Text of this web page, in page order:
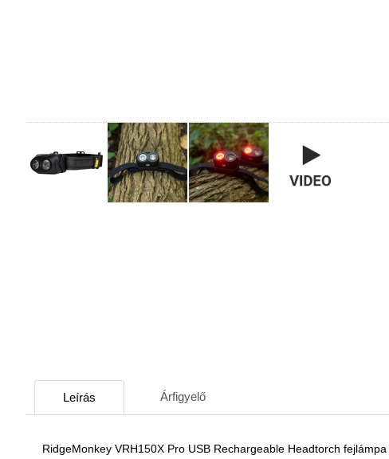
Leírás Árfigyelő
RidgeMonkey VRH150X Pro USB Rechargeable Headtorch fejlámpa